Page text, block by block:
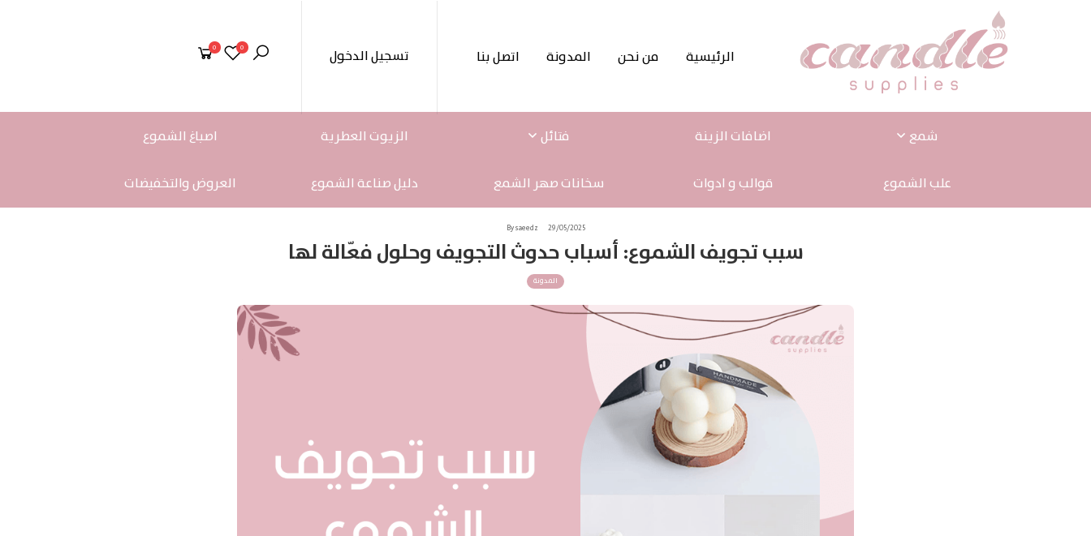
الرئيسية من نحن المدونة اتصل بنا تسجيل الدخول 0
0
شمع اضافات الزينة فتائل الزيوت العطرية اصباغ الشموع
علب الشموع قوالب و ادوات سخانات صهر الشمع دليل صناعة الشموع العروض والتخفيضات
29/05/2025
By saeedz
سبب تجويف الشموع: أسباب حدوث التجويف وحلول فعّالة لها
المدونة